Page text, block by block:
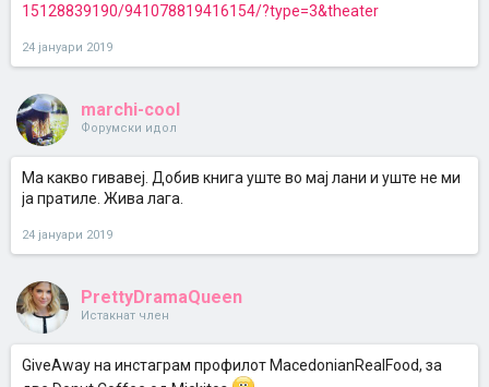
15128839190/941078819416154/?type=3&theater
24 јануари 2019
marchi-cool
Форумски идол
Ма какво гивавеј. Добив книга уште во мај лани и уште не ми
ја пратиле. Жива лага.
24 јануари 2019
PrettyDramaQueen
Истакнат член
GiveAway на инстаграм профилот MacedonianRealFood, за